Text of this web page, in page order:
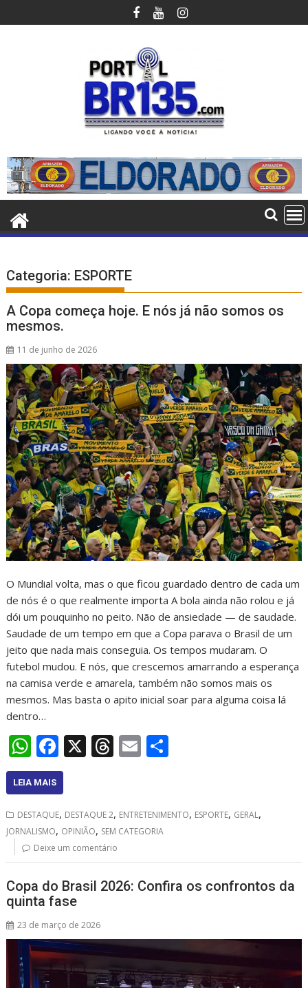
para
Categoria: ESPORTE
A Copa começa hoje. E nós já não somos os
mesmos.
11 de junho de 2026
O Mundial volta, mas o que ficou guardado dentro de cada um
de nós é o que realmente importa A bola ainda não rolou e já
dói um pouquinho no peito. Não de ansiedade — de saudade.
Saudade de um tempo em que a Copa parava o Brasil de um
jeito que nada mais conseguia. Os tempos mudaram. O
futebol mudou. E nós, que crescemos amarrando a esperança
na camisa verde e amarela, também não somos mais os
mesmos. Mas basta o apito inicial soar para alguma coisa lá
dentro…
W
h
at
s
A
p
p
F
ac
e
b
o
o
k
X T
a
d
s
E
l e
LEIA MAIS
DESTAQUE, DESTAQUE 2, ENTRETENIMENTO, ESPORTE, GERAL,
JORNALISMO, OPINIÃO, SEM CATEGORIA
Deixe um comentário
Copa do Brasil 2026: Confira os confrontos da
quinta fase
23 de março de 2026